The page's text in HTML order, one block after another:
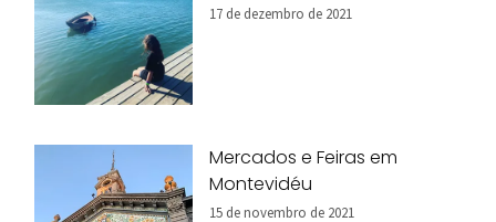
17 de dezembro de 2021
Mercados e Feiras em
Montevidéu
15 de novembro de 2021